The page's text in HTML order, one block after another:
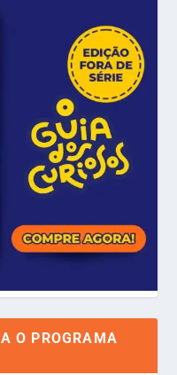
O PROGRAMA